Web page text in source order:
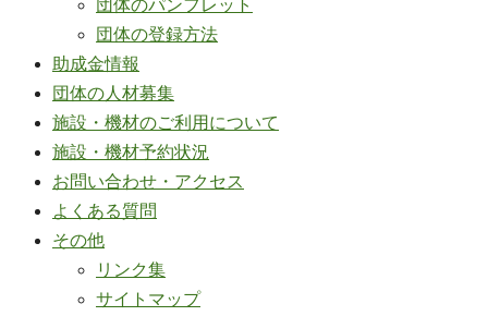
団体のパンフレット
団体の登録方法
助成金情報
団体の人材募集
施設・機材のご利用について
施設・機材予約状況
お問い合わせ・アクセス
よくある質問
その他
リンク集
サイトマップ